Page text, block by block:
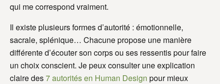
qui me correspond vraiment.
Il existe plusieurs formes d’autorité : émotionnelle,
sacrale, splénique… Chacune propose une manière
différente d’écouter son corps ou ses ressentis pour faire
un choix conscient. Je peux consulter une explication
claire des7 autorités en Human Design pour mieux